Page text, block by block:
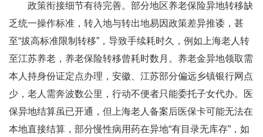
政策衔接细节有待完善。部分地区养老保险异地转移缺
乏统一操作标准，转入地与转出地易因政策差异推诿，甚
至“拔高标准限制转移”，导致手续耗时久，例如上海老人转
至江苏养老，养老保险转移曾耗时数月。养老金异地领取需
本人持身份证定点办理，安徽、江苏部分偏远乡镇银行网点
少，老人需奔波数公里，行动不便者只能委托子女代办。医
保异地结算虽已开通，但上海老人备案后医保卡可能无法在
本地直接结算，部分慢性病用药在异地“有目录无库存”，如